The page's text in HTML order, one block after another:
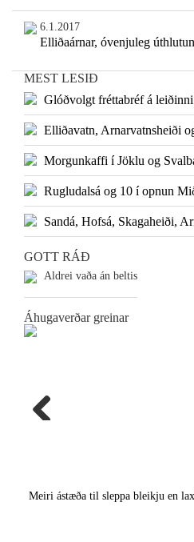
6.1.2017
Elliðaárnar, óvenjuleg
MEST LESIÐ
Glóðvolgt fréttabréf á
Elliðavatn, Arnarvatnsheiði
Morgunkaffi í Jöklu og
Rugludalsá og 10 í opnun
Sandá, Hofsá, Skagaheiði,
GOTT RÁÐ
Aldrei vaða án beltis
Áhugaverðar greinar
Meiri ástæða til sleppa bleikju en